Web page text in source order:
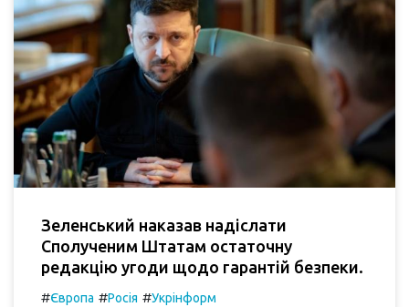
Зеленський наказав надіслати
Сполученим Штатам остаточну
редакцію угоди щодо гарантій безпеки.
#Європа #Росія #Укрінформ